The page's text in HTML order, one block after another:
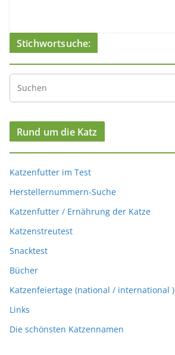
Stichwortsuche:
Rund um die Katz
Katzenfutter im Test
Herstellernummern-Suche
Katzenfutter / Ernährung der Katze
Katzenstreutest
Snacktest
Bücher
Katzenfeiertage (national / international )
Links
Die schönsten Katzennamen